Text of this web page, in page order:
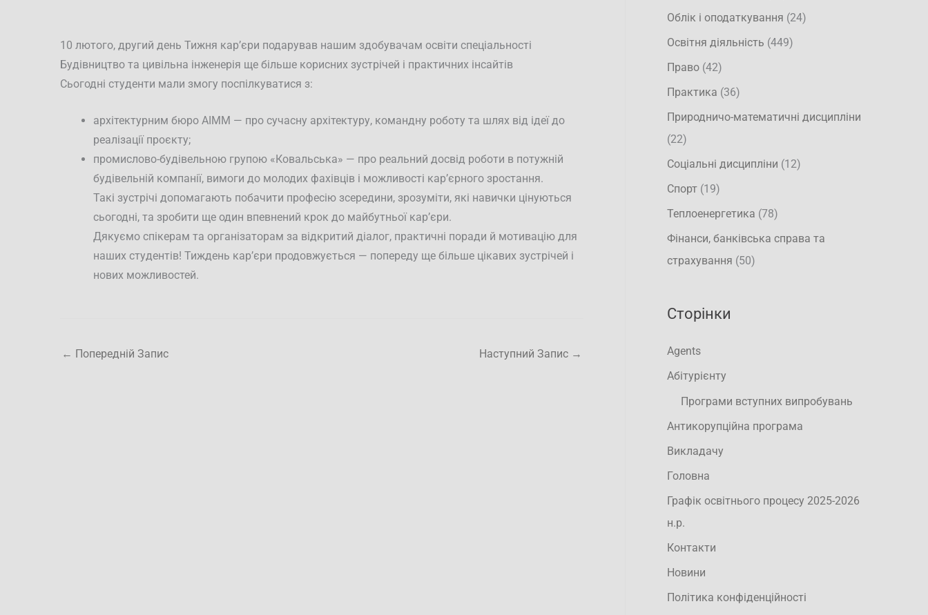
10 лютого, другий день Тижня кар’єри подарував нашим здобувачам освіти спеціальності
Будівництво та цивільна інженерія ще більше корисних зустрічей і практичних інсайтів
Сьогодні студенти мали змогу поспілкуватися з:
архітектурним бюро AIMM — про сучасну архітектуру, командну роботу та шлях від ідеї до
реалізації проєкту;
промислово-будівельною групою «Ковальська» — про реальний досвід роботи в потужній
будівельній компанії, вимоги до молодих фахівців і можливості кар’єрного зростання.
Такі зустрічі допомагають побачити професію зсередини, зрозуміти, які навички цінуються
сьогодні, та зробити ще один впевнений крок до майбутньої кар’єри.
Дякуємо спікерам та організаторам за відкритий діалог, практичні поради й мотивацію для
наших студентів! Тиждень кар’єри продовжується — попереду ще більше цікавих зустрічей і
нових можливостей.
← Попередній Запис Наступний Запис →
Облік і оподаткування (24)
Освітня діяльність (449)
Право (42)
Практика (36)
Природничо-математичні дисципліни
(22)
Соціальні дисципліни (12)
Спорт (19)
Теплоенергетика (78)
Фінанси, банківська справа та
страхування (50)
Сторінки
Agents
Абітурієнту
Програми вступних випробувань
Антикорупційна програма
Викладачу
Головна
Графік освітнього процесу 2025-2026
н.р.
Контакти
Новини
Політика конфіденційності